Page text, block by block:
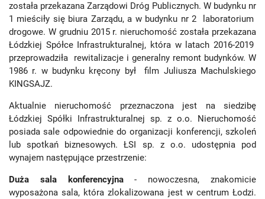
została przekazana Zarządowi Dróg Publicznych. W budynku nr
1 mieściły się biura Zarządu, a w budynku nr 2 laboratorium
drogowe. W grudniu 2015 r. nieruchomość została przekazana
Łódzkiej Spółce Infrastrukturalnej, która w latach 2016-2019
przeprowadziła rewitalizacje i generalny remont budynków. W
1986 r. w budynku kręcony był film Juliusza Machulskiego
KINGSAJZ.
Aktualnie nieruchomość przeznaczona jest na siedzibę
Łódzkiej Spółki Infrastrukturalnej sp. z o.o. Nieruchomość
posiada sale odpowiednie do organizacji konferencji, szkoleń
lub spotkań biznesowych. ŁSI sp. z o.o. udostępnia pod
wynajem następujące przestrzenie:
Duża sala konferencyjna- nowoczesna, znakomicie
wyposażona sala, która zlokalizowana jest w centrum Łodzi.